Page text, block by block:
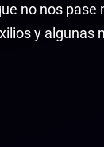
no nos
y algunas